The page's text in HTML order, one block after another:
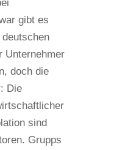
gibt es
Unternehmer
doch die
Die
sind
Grupps